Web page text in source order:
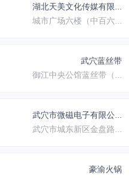
湖北天美文化传媒有限...
城市广场六楼（中百六...
武穴蓝丝带
御江中央公馆蓝丝带（...
武穴市微磁电子有限公...
武穴市城东新区金盘路...
豪渝火锅